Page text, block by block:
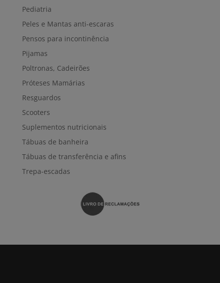
Pediatria
Peles e Mantas anti-escaras
Pensos para incontinência
Pijamas
Poltronas, Cadeirões
Próteses Mamárias
Resguardos
Scooters
Suplementos nutricionais
Tábuas de banheira
Tábuas de transferência e afins
Trepa-escadas